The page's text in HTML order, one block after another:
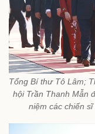
Tổng Bí thư Tô Lâm;
hội Trần Thanh Mẫn
niệm các chiến